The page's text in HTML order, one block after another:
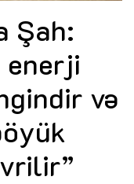
Şah:
enerji
və